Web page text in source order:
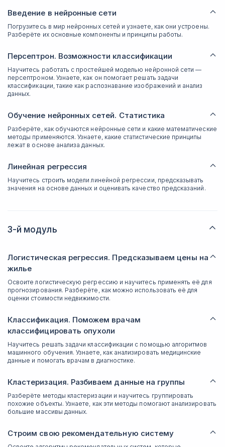
Введение в нейронные сети
Погрузитесь в мир нейронных сетей и узнаете, как они устроены.
Разберёте их основные компоненты и принципы работы.
Персептрон. Возможности классификации
Научитесь работать с простейшей моделью нейронной сети —
персептроном. Узнаете, как он помогает решать задачи
классификации, такие как распознавание изображений и анализ
данных.
Обучение нейронных сетей. Статистика
Разберёте, как обучаются нейронные сети и какие математические
методы применяются. Узнаете, какие статистические принципы
лежат в основе анализа данных.
Линейная регрессия
Научитесь строить модели линейной регрессии, предсказывать
значения на основе данных и оценивать качество предсказаний.
3-й модуль
Логистическая регрессия. Предсказываем цены на
жилье
Освоите логистическую регрессию и научитесь применять её для
прогнозирования. Разберёте, как можно использовать её для
оценки стоимости недвижимости.
Классификация. Поможем врачам
классифицировать опухоли
Научитесь решать задачи классификации с помощью алгоритмов
машинного обучения. Узнаете, как анализировать медицинские
данные и помогать врачам в диагностике.
Кластеризация. Разбиваем данные на группы
Разберёте методы кластеризации и научитесь группировать
похожие объекты. Узнаете, как эти методы помогают анализировать
большие массивы данных.
Строим свою рекомендательную систему